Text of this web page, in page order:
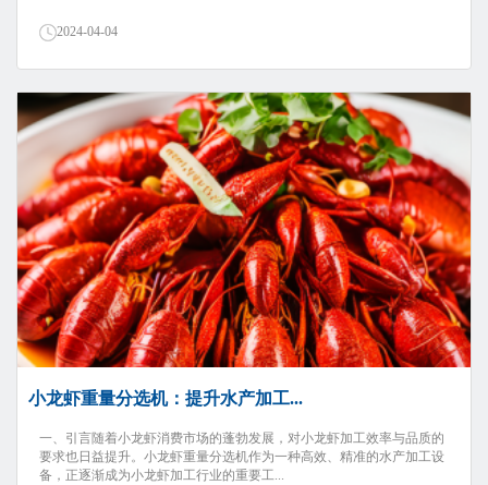
2024-04-04
小龙虾重量分选机：提升水产加工...
一、引言随着小龙虾消费市场的蓬勃发展，对小龙虾加工效率与品质的
要求也日益提升。小龙虾重量分选机作为一种高效、精准的水产加工设
备，正逐渐成为小龙虾加工行业的重要工...